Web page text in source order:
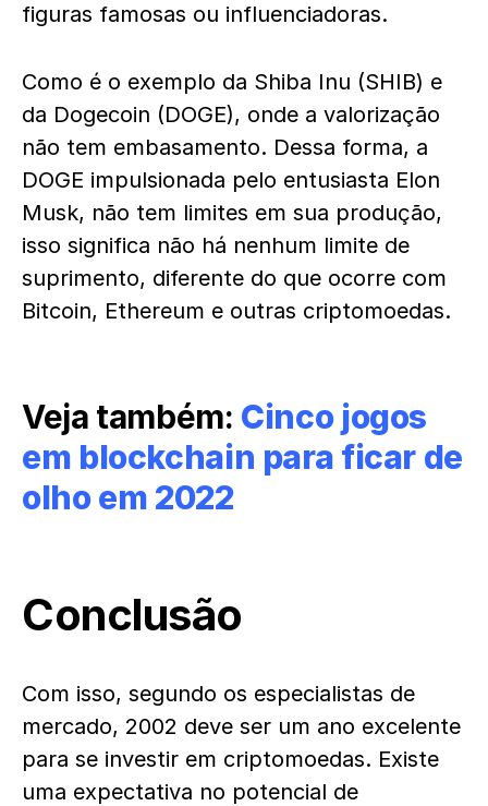
figuras famosas ou influenciadoras.
Como é o exemplo da Shiba Inu (SHIB) e
da Dogecoin (DOGE), onde a valorização
não tem embasamento. Dessa forma, a
DOGE impulsionada pelo entusiasta Elon
Musk, não tem limites em sua produção,
isso significa não há nenhum limite de
suprimento, diferente do que ocorre com
Bitcoin, Ethereum e outras criptomoedas.
Veja também: Cinco jogos
em blockchain para ficar de
olho em 2022
Conclusão
Com isso, segundo os especialistas de
mercado, 2002 deve ser um ano excelente
para se investir em criptomoedas. Existe
uma expectativa no potencial de